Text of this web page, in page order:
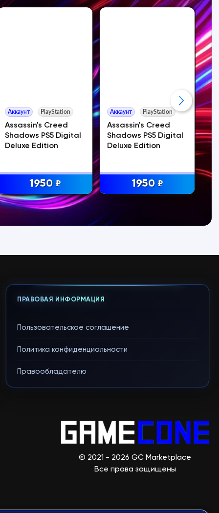
Аккаунт PlayStation
Assassin's Creed
Shadows PS5 Digital
Deluxe Edition
1950 ₽
Аккаунт PlayStation
Assassin's Creed
Shadows PS5 Digital
Deluxe Edition
1950 ₽
ПРАВОВАЯ ИНФОРМАЦИЯ
Пользовательское соглашение
Политика конфиденциальности
Правообладателю
© 2021 - 2026 GC Marketplace
Все права защищены